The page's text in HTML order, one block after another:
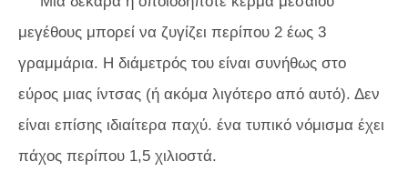
μεγέθους μπορεί να ζυγίζει περίπου 2 έως 3
γραμμάρια. Η διάμετρός του είναι συνήθως στο
εύρος μιας ίντσας (ή ακόμα λιγότερο από αυτό). Δεν
είναι επίσης ιδιαίτερα παχύ. ένα τυπικό νόμισμα έχει
πάχος περίπου 1,5 χιλιοστά.